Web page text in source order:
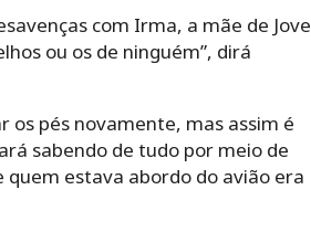
com Irma, a mãe de Jove
ou os de ninguém”, dirá
pés novamente, mas assim é
sabendo de tudo por meio de
quem estava abordo do avião era